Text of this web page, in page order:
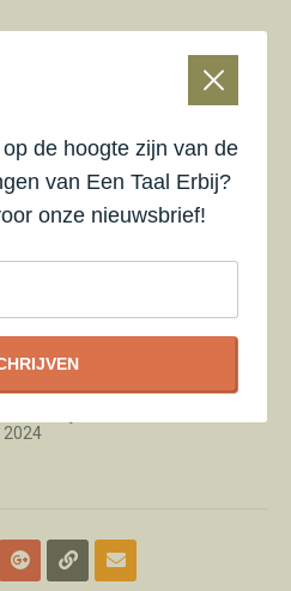
Duijnkerke
2024
de hoogte zijn van de
van Een Taal Erbij?
onze nieuwsbrief!